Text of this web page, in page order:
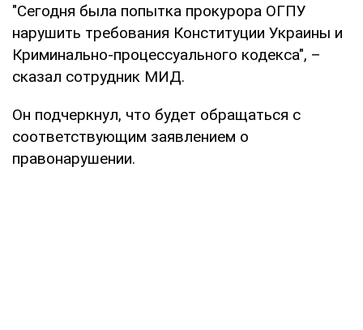
"Сегодня была попытка прокурора ОГПУ
нарушить требования Конституции Украины и
Криминально-процессуального кодекса", –
сказал сотрудник МИД.
Он подчеркнул, что будет обращаться с
соответствующим заявлением о
правонарушении.